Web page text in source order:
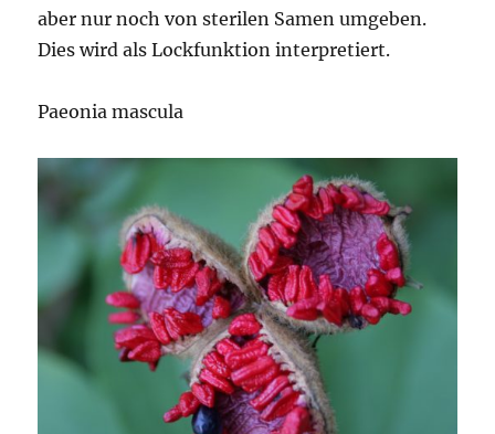
aber nur noch von sterilen Samen umgeben.
Dies wird als Lockfunktion interpretiert.
Paeonia mascula